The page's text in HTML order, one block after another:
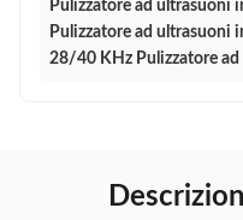
Pulizzatore ad ultrasuoni
Pulizzatore ad ultrasuoni
28/40 KHz Pulizzatore